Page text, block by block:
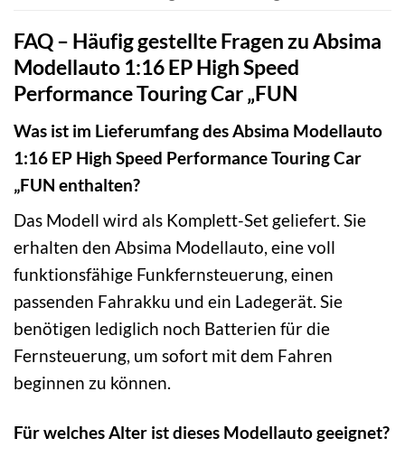
FAQ – Häufig gestellte Fragen zu Absima
Modellauto 1:16 EP High Speed
Performance Touring Car „FUN
Was ist im Lieferumfang des Absima Modellauto
1:16 EP High Speed Performance Touring Car
„FUN enthalten?
Das Modell wird als Komplett-Set geliefert. Sie
erhalten den Absima Modellauto, eine voll
funktionsfähige Funkfernsteuerung, einen
passenden Fahrakku und ein Ladegerät. Sie
benötigen lediglich noch Batterien für die
Fernsteuerung, um sofort mit dem Fahren
beginnen zu können.
Für welches Alter ist dieses Modellauto geeignet?